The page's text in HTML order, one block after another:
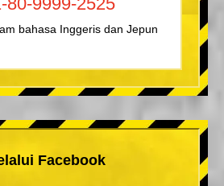
bahasa Inggeris dan Jepun
Facebook